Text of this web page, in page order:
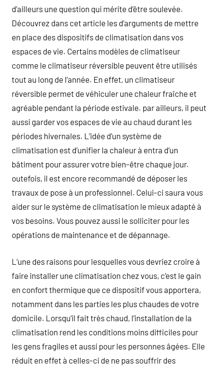
d’ailleurs une question qui mérite d’être soulevée.
Découvrez dans cet article les d’arguments de mettre
en place des dispositifs de climatisation dans vos
espaces de vie. Certains modèles de climatiseur
comme le climatiseur réversible peuvent être utilisés
tout au long de l’année. En effet, un climatiseur
réversible permet de véhiculer une chaleur fraîche et
agréable pendant la période estivale. par ailleurs, il peut
aussi garder vos espaces de vie au chaud durant les
périodes hivernales. L’idée d’un système de
climatisation est d’unifier la chaleur à entra d’un
bâtiment pour assurer votre bien-être chaque jour.
outefois, il est encore recommandé de déposer les
travaux de pose à un professionnel. Celui-ci saura vous
aider sur le système de climatisation le mieux adapté à
vos besoins. Vous pouvez aussi le solliciter pour les
opérations de maintenance et de dépannage.
L’une des raisons pour lesquelles vous devriez croire à
faire installer une climatisation chez vous, c’est le gain
en confort thermique que ce dispositif vous apportera,
notamment dans les parties les plus chaudes de votre
domicile. Lorsqu’il fait très chaud, l’installation de la
climatisation rend les conditions moins difficiles pour
les gens fragiles et aussi pour les personnes âgées. Elle
réduit en effet à celles-ci de ne pas souffrir des